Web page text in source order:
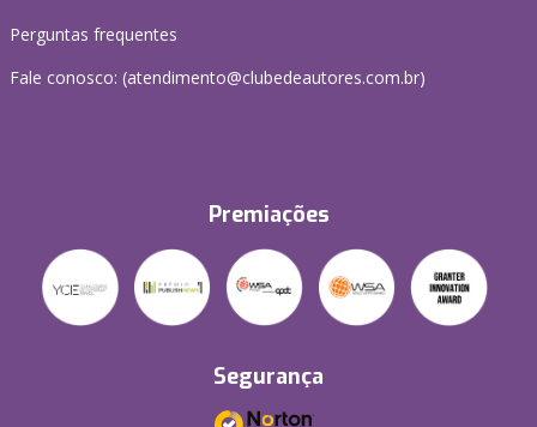
Perguntas frequentes
Fale conosco: (atendimento@clubedeautores.com.br)
Premiações
Segurança